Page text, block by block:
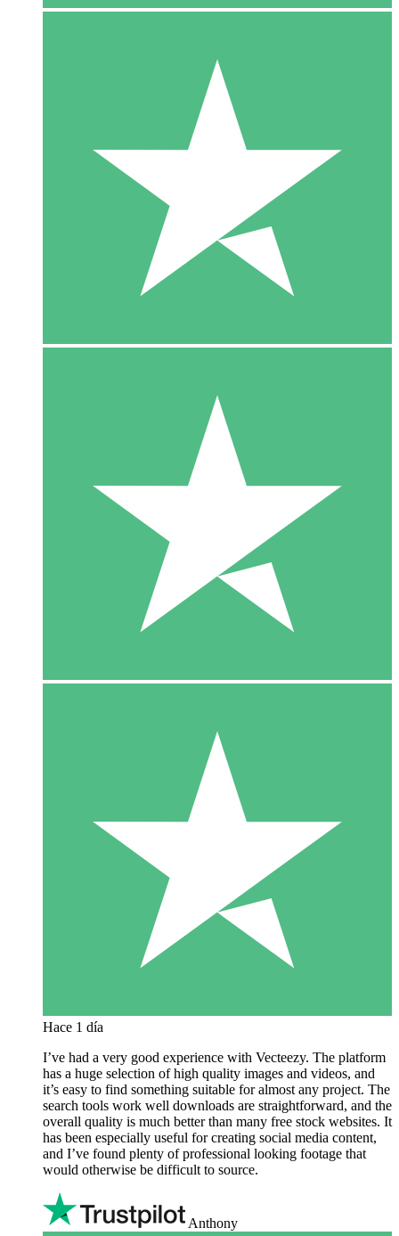
Hace 1 día
I’ve had a very good experience with Vecteezy. The platform
has a huge selection of high quality images and videos, and
it’s easy to find something suitable for almost any project. The
search tools work well downloads are straightforward, and the
overall quality is much better than many free stock websites. It
has been especially useful for creating social media content,
and I’ve found plenty of professional looking footage that
would otherwise be difficult to source.
Anthony